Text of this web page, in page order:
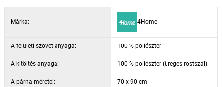
Márka: 4Home
A felületi szövet anyaga: 100 % poliészter
A kitöltés anyaga: 100 % poliészter (üreges rostszál)
A párna méretei: 70 x 90 cm